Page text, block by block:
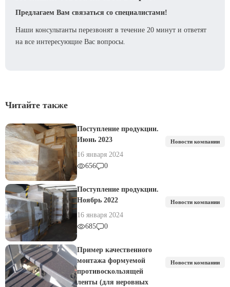
Предлагаем Вам связаться со специалистами!
Наши консультанты перезвонят в течение 20 минут и ответят
на все интересующие Вас вопросы.
Читайте также
Поступление продукции.
Июнь 2023
16 января 2024
656
0
Новости компании
Поступление продукции.
Ноябрь 2022
16 января 2024
685
0
Новости компании
Пример качественного
монтажа формуемой
противоскользящей
ленты (для неровных
Новости компании